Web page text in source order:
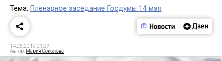
Тема: Пленарное заседание Госдумы 14 мая
14.05.2019 01:07
Автор: Мария Соколова